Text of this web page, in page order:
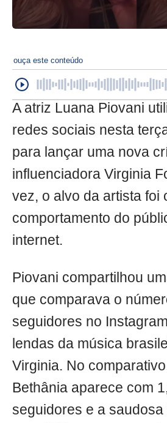
ouça este conteúdo
A atriz Luana Piovani
redes sociais nesta
para lançar uma nova
influenciadora Virginia
vez, o alvo da artista foi
comportamento do
internet.
Piovani compartilhou
que comparava o
seguidores no
lendas da música
Virginia. No
Bethânia aparece com
seguidores e a saudosa